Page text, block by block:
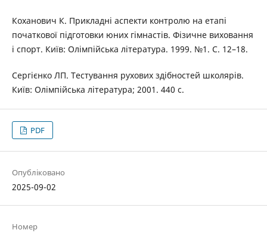
Коханович К. Прикладні аспекти контролю на етапі
початкової підготовки юних гімнастів. Фізичне виховання
і спорт. Київ: Олімпійська література. 1999. №1. С. 12–18.
Сергієнко ЛП. Тестування рухових здібностей школярів.
Київ: Олімпійська література; 2001. 440 с.
PDF
Опубліковано
2025-09-02
Номер